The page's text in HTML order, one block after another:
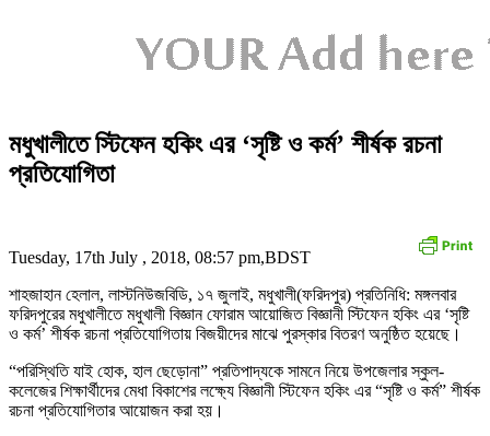
মধুখালীতে স্টিফেন হকিং এর ‘সৃষ্টি ও কর্ম’ শীর্ষক রচনা
প্রতিযোগিতা
Tuesday, 17th July , 2018, 08:57 pm,BDST
শাহজাহান হেলাল, লাস্টনিউজবিডি, ১৭ জুলাই, মধুখালী(ফরিদপুর) প্রতিনিধি: মঙ্গলবার
ফরিদপুরের মধুখালীতে মধুখালী বিজ্ঞান ফোরাম আয়োজিত বিজ্ঞানী স্টিফেন হকিং এর ‘সৃষ্টি
ও কর্ম’ শীর্ষক রচনা প্রতিযোগিতায় বিজয়ীদের মাঝে পুরস্কার বিতরণ অনুষ্ঠিত হয়েছে।
“পরিস্থিতি যাই হোক, হাল ছেড়োনা” প্রতিপাদ্যকে সামনে নিয়ে উপজেলার স্কুল-
কলেজের শিক্ষার্থীদের মেধা বিকাশের লক্ষ্যে বিজ্ঞানী স্টিফেন হকিং এর “সৃষ্টি ও কর্ম” শীর্ষক
রচনা প্রতিযোগিতার আয়োজন করা হয়।